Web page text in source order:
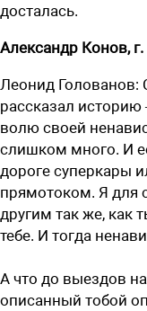
досталась.
Александр Конов,
Леонид Голованов:
рассказал историю
волю своей
слишком много. И
дороге суперкары
прямотоком. Я для
другим так же, как
тебе. И тогда
А что до выездов
описанный тобой